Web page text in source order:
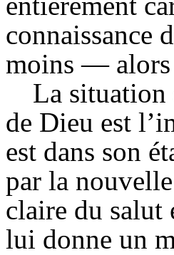
connaissance
moins — alors
La situation
de Dieu est
est dans son
par la
claire du salut
lui donne un